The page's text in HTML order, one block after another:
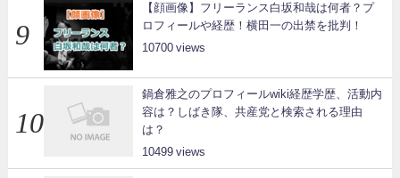
【顔画像】フリーランス白坂和哉は何者？プ
ロフィールや経歴！横田一の出禁を批判！
10700
鍋倉雅之のプロフィールwiki経歴学歴、活動内
容は？しばき隊、共産党と検索される理由
は？
10499